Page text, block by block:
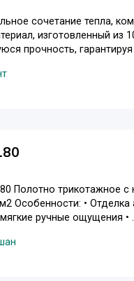
сочетание тепла,
изготовленный из
прочность, гарантируя
Полотно
Особенности: •
ручные ощущения •